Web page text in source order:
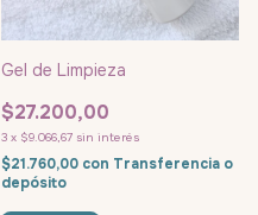
Gel de Limpieza
$27.200,00
3 x $9.066,67 sin interés
$21.760,00 con Transferencia o
depósito